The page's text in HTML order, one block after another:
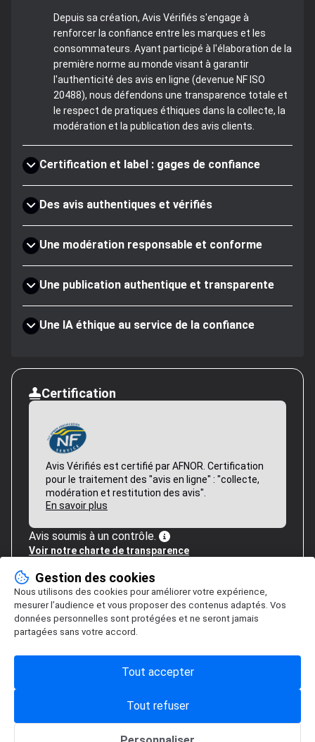
Depuis sa création, Avis Vérifiés s'engage à
renforcer la confiance entre les marques et les
consommateurs. Ayant participé à l'élaboration de la
première norme au monde visant à garantir
l'authenticité des avis en ligne (devenue NF ISO
20488), nous défendons une transparence totale et
le respect de pratiques éthiques dans la collecte, la
modération et la publication des avis clients.
Certification et label : gages de confiance
Des avis authentiques et vérifiés
Une modération responsable et conforme
Une publication authentique et transparente
Une IA éthique au service de la confiance
Certification
Avis Vérifiés est certifié par AFNOR. Certification
pour le traitement des "avis en ligne" : "collecte,
modération et restitution des avis".
En savoir plus
Avis soumis à un contrôle.
Voir notre charte de transparence
Gestion des cookies
Nous utilisons des cookies pour améliorer votre expérience,
mesurer l’audience et vous proposer des contenus adaptés. Vos
données personnelles sont protégées et ne seront jamais
partagées sans votre accord.
Tout refuser
Tout accepter